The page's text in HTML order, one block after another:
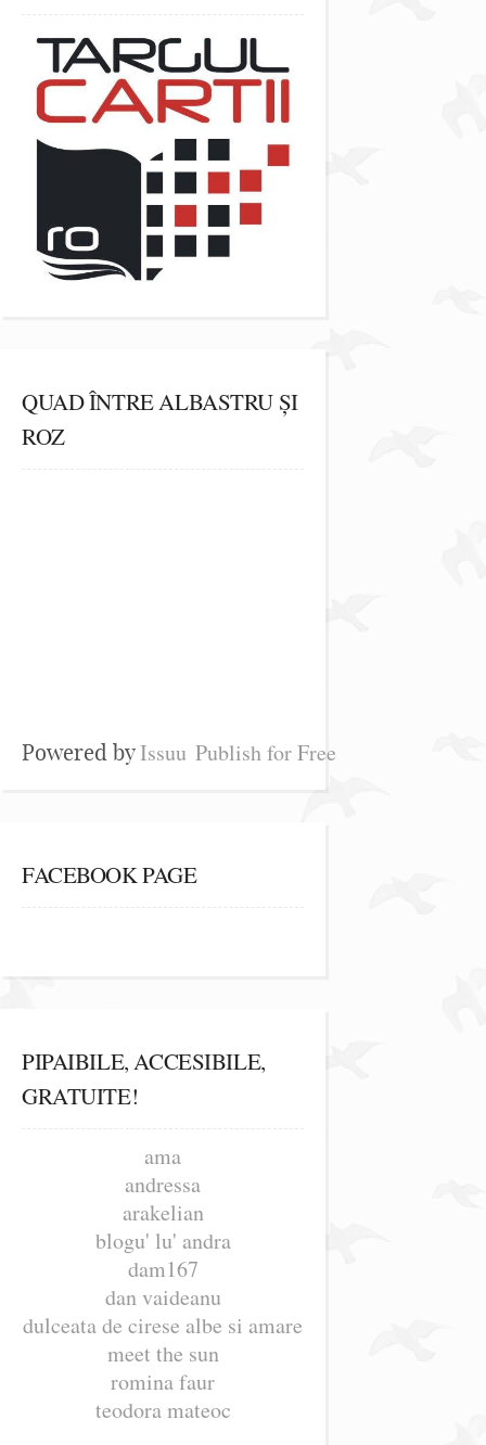
QUAD ÎNTRE ALBASTRU ȘI
ROZ
Powered byIssuu Publish for Free
FACEBOOK PAGE
PIPAIBILE, ACCESIBILE,
GRATUITE!
ama
andressa
arakelian
blogu' lu' andra
dam167
dan vaideanu
dulceata de cirese albe si amare
meet the sun
romina faur
teodora mateoc